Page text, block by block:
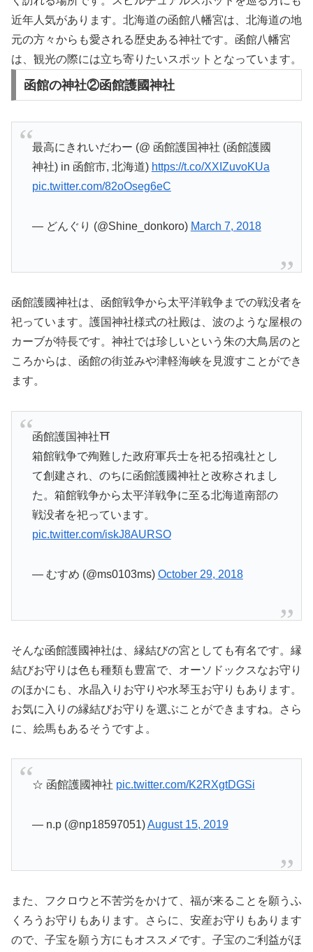
近年人気があります。北海道の函館八幡宮は、北海道の地
元の方々からも愛される歴史ある神社です。函館八幡宮
は、観光の際には立ち寄りたいスポットとなっています。
函館の神社②函館護國神社
最高にきれいだわー (@ 函館護国神社 (函館護國
神社) in 函館市, 北海道) https://t.co/XXIZuvoKUa
pic.twitter.com/82oOseg6eC
— どんぐり (@Shine_donkoro) March 7, 2018
函館護國神社は、函館戦争から太平洋戦争までの戦没者を
祀っています。護国神社様式の社殿は、波のような屋根の
カーブが特長です。神社では珍しいという朱の大鳥居のと
ころからは、函館の街並みや津軽海峡を見渡すことができ
ます。
函館護国神社⛩
箱館戦争で殉難した政府軍兵士を祀る招魂社とし
て創建され、のちに函館護國神社と改称されまし
た。箱館戦争から太平洋戦争に至る北海道南部の
戦没者を祀っています。
pic.twitter.com/iskJ8AURSO
— むすめ (@ms0103ms) October 29, 2018
そんな函館護國神社は、縁結びの宮としても有名です。縁
結びお守りは色も種類も豊富で、オーソドックスなお守り
のほかにも、水晶入りお守りや水琴玉お守りもあります。
お気に入りの縁結びお守りを選ぶことができますね。さら
に、絵馬もあるそうですよ。
☆ 函館護國神社 pic.twitter.com/K2RXgtDGSi
— n.p (@np18597051)August 15, 2019
また、フクロウと不苦労をかけて、福が来ることを願うふ
くろうお守りもあります。さらに、安産お守りもあります
ので、子宝を願う方にもオススメです。子宝のご利益がほ